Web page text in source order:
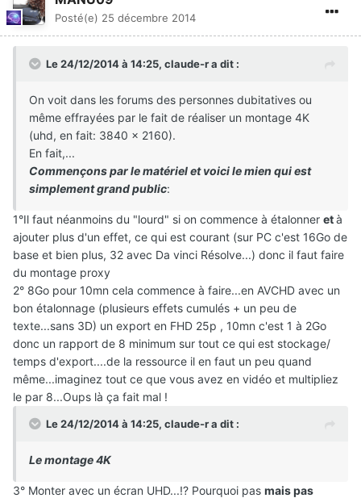
Posté(e) 25 décembre 2014
Le 24/12/2014 à 14:25, claude-r a dit :
On voit dans les forums des personnes dubitatives ou
même effrayées par le fait de réaliser un montage 4K
(uhd, en fait: 3840 x 2160).
En fait,...
Commençons par le matériel et voici le mien qui est
simplement grand public:
1°Il faut néanmoins du "lourd" si on commence à étalonner età
ajouter plus d'un effet, ce qui est courant (sur PC c'est 16Go de
base et bien plus, 32 avec Da vinci Résolve...) donc il faut faire
du montage proxy
2° 8Go pour 10mn cela commence à faire...en AVCHD avec un
bon étalonnage (plusieurs effets cumulés + un peu de
texte...sans 3D) un export en FHD 25p , 10mn c'est 1 à 2Go
donc un rapport de 8 minimum sur tout ce qui est stockage/
temps d'export....de la ressource il en faut un peu quand
même...imaginez tout ce que vous avez en vidéo et multipliez
le par 8...Oups là ça fait mal !
Le 24/12/2014 à 14:25, claude-r a dit :
Le montage 4K
3° Monter avec un écran UHD...!? Pourquoi pas mais pas